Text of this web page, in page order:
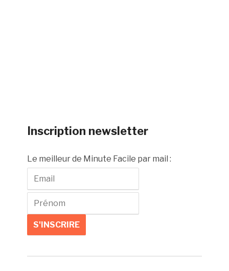
Inscription newsletter
Le meilleur de Minute Facile par mail :